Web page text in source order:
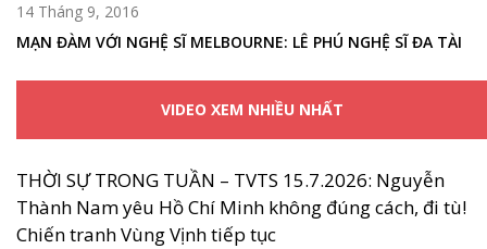
14 Tháng 9, 2016
MẠN ĐÀM VỚI NGHỆ SĨ MELBOURNE: LÊ PHÚ NGHỆ SĨ ĐA TÀI
VIDEO XEM NHIỀU NHẤT
THỜI SỰ TRONG TUẦN – TVTS 15.7.2026: Nguyễn
Thành Nam yêu Hồ Chí Minh không đúng cách, đi tù!
Chiến tranh Vùng Vịnh tiếp tục